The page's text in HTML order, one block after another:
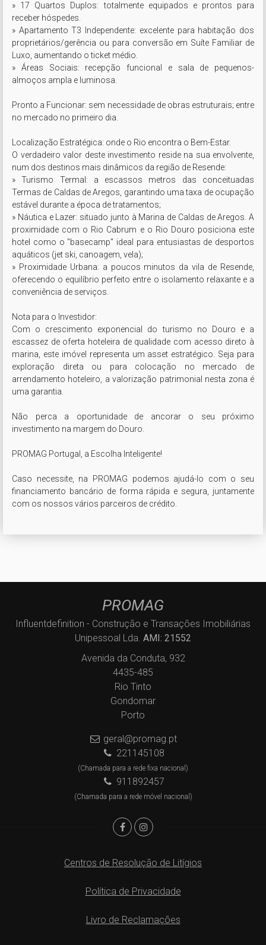
» 17 Quartos Duplos: totalmente equipados e prontos para
receber hóspedes.
» Apartamento T3 Independente: excelente para habitação dos
proprietários/gerência ou para conversão em Suíte Familiar de
Luxo, aumentando o ticket médio.
» Áreas Sociais: recepção funcional e sala de pequenos-
almoços ampla e luminosa.
Pronto a Funcionar: sem necessidade de obras estruturais; entre
no mercado no primeiro dia.
Localização Estratégica: onde o Rio encontra o Bem-Estar.
O verdadeiro valor deste investimento reside na sua envolvente,
num dos destinos mais dinâmicos da região de Resende:
» Turismo Termal: a escassos metros das conceituadas
Termas de Caldas de Aregos, garantindo uma taxa de ocupação
estável durante a época de tratamentos;
» Náutica e Lazer: situado junto à Marina de Caldas de Aregos. A
proximidade com o Rio Cabrum e o Rio Douro posiciona este
hotel como o "basecamp" ideal para entusiastas de desportos
aquáticos (jet ski, canoagem, vela);
» Proximidade Urbana: a poucos minutos da vila de Resende,
oferecendo o equilíbrio perfeito entre o isolamento relaxante e a
conveniência de serviços.
Nota para o Investidor:
Com o crescimento exponencial do turismo no Douro e a
escassez de oferta hoteleira de qualidade com acesso direto à
marina, este imóvel representa um asset estratégico. Seja para
exploração direta ou para colocação no mercado de
arrendamento hoteleiro, a valorização patrimonial nesta zona é
uma garantia.
Não perca a oportunidade de ancorar o seu próximo
investimento na margem do Douro.
PROMAG Portugal, a Escolha Inteligente!
Caso necessite, na PROMAG podemos ajudá-lo com o seu
financiamento bancário de forma rápida e segura, juntamente
com os nossos vários parceiros de crédito.
PROMAG
Influentdefinition - Construção e Transações Imobiliárias
Unipessoal Lda. AMI: 21552
Avenida da Conduta, 932
4435-485
Rio Tinto
Gondomar
Porto
geral@promag.pt
221145108
(Chamada para a rede fixa nacional)
911892457
(Chamada para a rede móvel nacional)
Centros de Resolução de Litígios
Política de Privacidade
Livro de Reclamações